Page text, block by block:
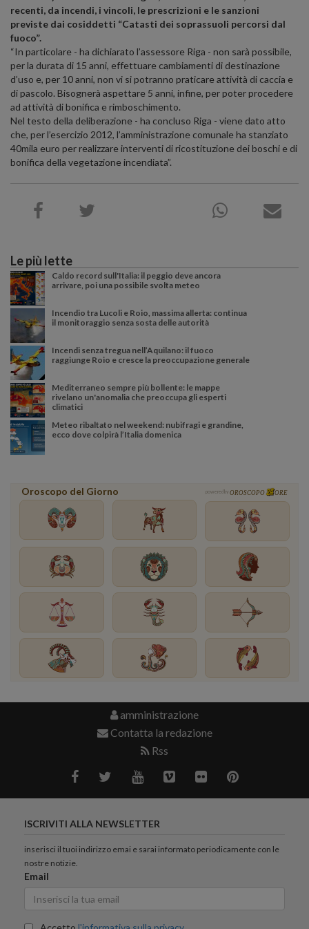
recenti, da incendi, i vincoli, le prescrizioni e le sanzioni
previste dai cosiddetti “Catasti dei soprassuoli percorsi dal
fuoco”.
“In particolare - ha dichiarato l’assessore Riga - non sarà possibile,
per la durata di 15 anni, effettuare cambiamenti di destinazione
d’uso e, per 10 anni, non vi si potranno praticare attività di caccia e
di pascolo. Bisognerà aspettare 5 anni, infine, per poter procedere
ad attività di bonifica e rimboschimento.
Nel testo della deliberazione - ha concluso Riga - viene dato atto
che, per l’esercizio 2012, l’amministrazione comunale ha stanziato
40mila euro per realizzare interventi di ricostituzione dei boschi e di
bonifica della vegetazione incendiata”.
Le più lette
Caldo record sull'Italia: il peggio deve ancora
arrivare, poi una possibile svolta meteo
Incendio tra Lucoli e Roio, massima allerta: continua
il monitoraggio senza sosta delle autorità
Incendi senza tregua nell’Aquilano: il fuoco
raggiunge Roio e cresce la preoccupazione generale
Mediterraneo sempre più bollente: le mappe
rivelano un'anomalia che preoccupa gli esperti
climatici
Meteo ribaltato nel weekend: nubifragi e grandine,
ecco dove colpirà l’Italia domenica
Oroscopo del Giorno powered by OROSCOPO ORE
amministrazione
Contatta la redazione
Rss
ISCRIVITI ALLA NEWSLETTER
inserisci il tuoi indirizzo emai e sarai informato periodicamente con le
nostre notizie.
Email